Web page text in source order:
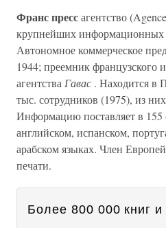
Франс прессагентство
крупнейших информационных
Автономное коммерческое
1944; преемник французского
агентства Гавас . Находится в
тыс. сотрудников (1975), из
Информацию поставляет в 155
английском, испанском,
арабском языках. Член
печати.
Более 800 000 книг и